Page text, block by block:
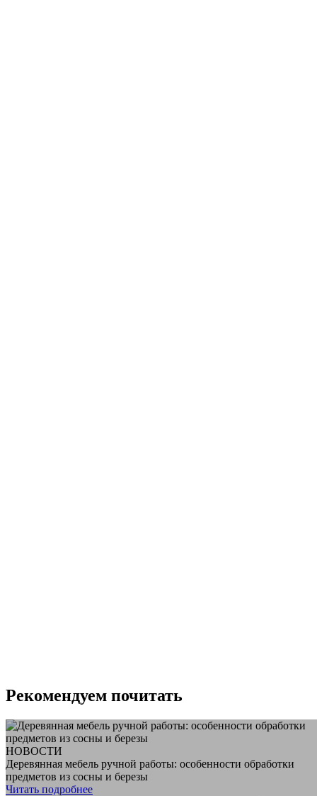
Рекомендуем почитать
НОВОСТИ
Деревянная мебель ручной работы: особенности обработки
предметов из сосны и березы
Читать подробнее